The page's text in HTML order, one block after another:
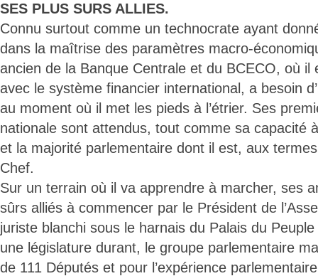
SES PLUS SURS ALLIES.
Connu surtout comme un technocrate ayant
dans la maîtrise des paramètres macro-
ancien de la Banque Centrale et du BCECO, où il
avec le système financier international, a besoin
au moment où il met les pieds à l’étrier. Ses
nationale sont attendus, tout comme sa capacité
et la majorité parlementaire dont il est, aux
Chef.
Sur un terrain où il va apprendre à marcher, ses
sûrs alliés à commencer par le Président de
juriste blanchi sous le harnais du Palais du
une législature durant, le groupe parlementaire
de 111 Députés et pour l’expérience